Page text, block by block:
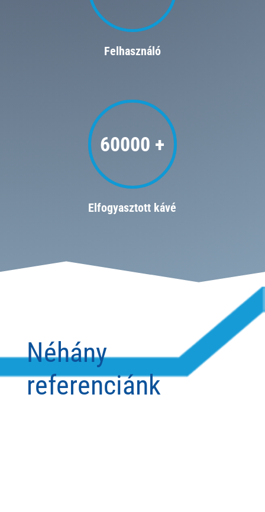
Felhasználó
60000 +
Elfogyasztott kávé
Néhány
referenciánk